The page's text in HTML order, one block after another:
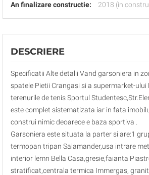
An finalizare constructie:
2018 (in
DESCRIERE
Specificatii Alte detalii Vand garsoniera in
spatele Pietii Crangasi si a supermarket-ului
terenurile de tenis Sportul
este complet sistematizata iar in fata
construi nimic deoarece e baza sportiva .
Garsoniera este situata la parter si are:1
termopan tripan Salamander,usa intrare
interior lemn Bella Casa,gresie,faianta
stratificat,centrala termica Immergas,